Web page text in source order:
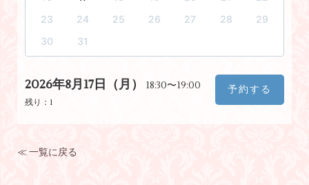
23
24 25 26 27 28
29
30
31
2026年8月17日（月） 18:30〜19:00
残り：1
予約する
≪ 一覧に戻る